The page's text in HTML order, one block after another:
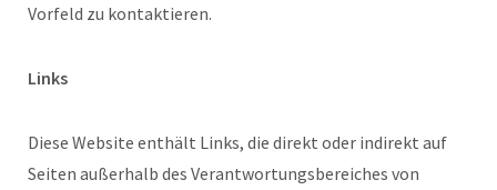
Vorfeld zu kontaktieren.
Links
Diese Website enthält Links, die direkt oder indirekt auf
Seiten außerhalb des Verantwortungsbereiches von